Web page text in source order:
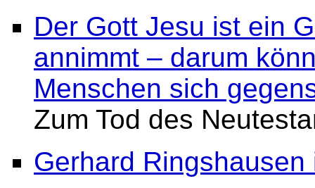
Der Gott Jesu ist ein
annimmt – darum
Menschen sich
Zum Tod des
Gerhard